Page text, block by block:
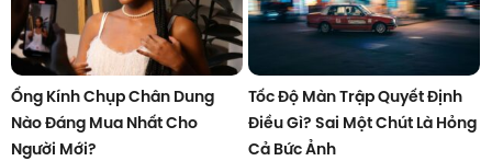
Ống Kính Chụp Chân Dung
Nào Đáng Mua Nhất Cho
Người Mới?
Tốc Độ Màn Trập Quyết Định
Điều Gì? Sai Một Chút Là Hỏng
Cả Bức Ảnh